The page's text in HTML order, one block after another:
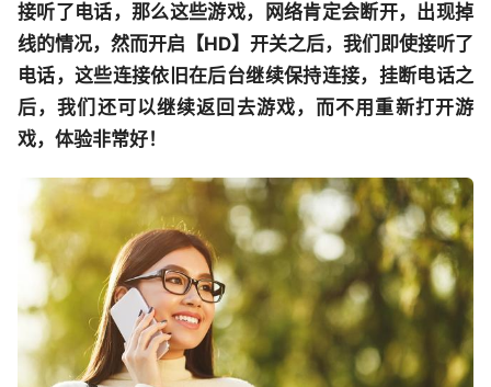
接听了电话，那么这些游戏，网络肯定会断开，出现掉
线的情况，然而开启【HD】开关之后，我们即使接听了
电话，这些连接依旧在后台继续保持连接，挂断电话之
后，我们还可以继续返回去游戏，而不用重新打开游
戏，体验非常好！